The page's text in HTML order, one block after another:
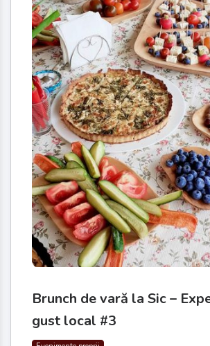
Brunch de vară la Sic –
gust local #3